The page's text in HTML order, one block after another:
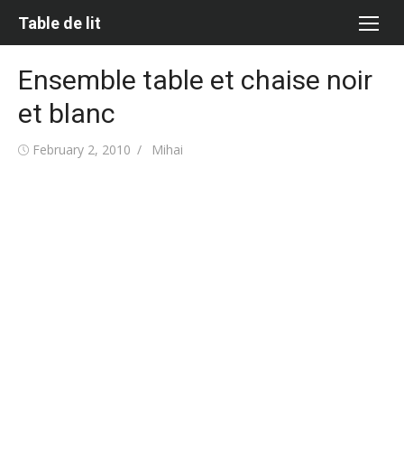
Table de lit
Ensemble table et chaise noir
et blanc
Posted
February 2, 2010 Author
Mihai